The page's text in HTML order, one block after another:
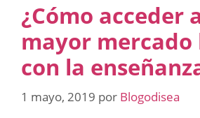
¿Cómo acceder
mayor mercado
con la
1 mayo, 2019 por Blogodisea